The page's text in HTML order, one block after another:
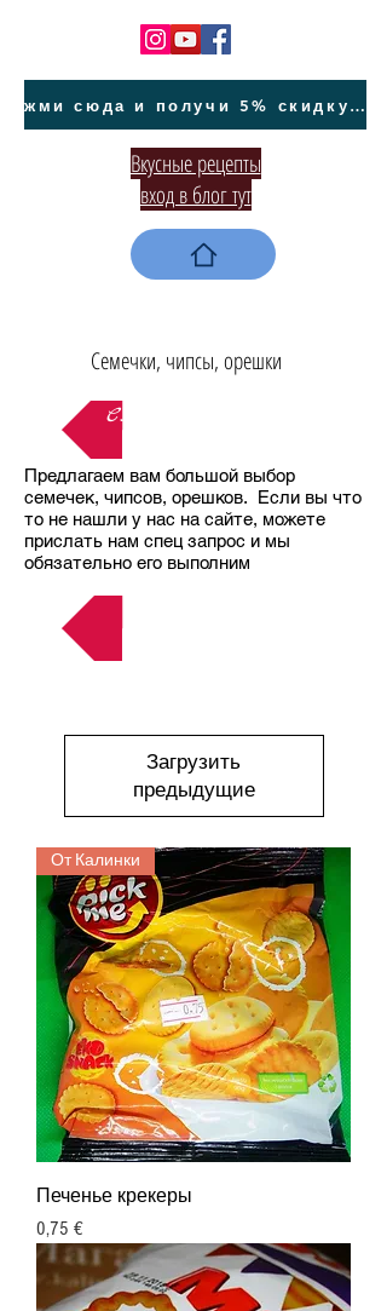
жми сюда и получи 5% скидку на покупку авто на Кипре и автообслуживание
Вкусные рецепты
вход в блог тут
Семечки, чипсы, орешки
Сладкое, конфеты
Предлагаем вам большой выбор
семечек, чипсов, орешков. Если вы что
то не нашли у нас на сайте, можете
прислать нам спец запрос и мы
обязательно его выполним
Загрузить
предыдущие
От Калинки
Печенье крекеры
Цена
0,75 €